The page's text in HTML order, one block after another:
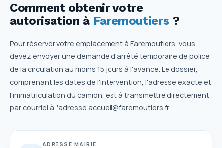
Comment obtenir votre
autorisation à Faremoutiers ?
Pour réserver votre emplacement à Faremoutiers, vous
devez envoyer une demande d'arrêté temporaire de police
de la circulation au moins 15 jours à l'avance. Le dossier,
comprenant les dates de l'intervention, l'adresse exacte et
l'immatriculation du camion, est à transmettre directement
par courriel à l'adresse accueil@faremoutiers.fr.
ADRESSE MAIRIE